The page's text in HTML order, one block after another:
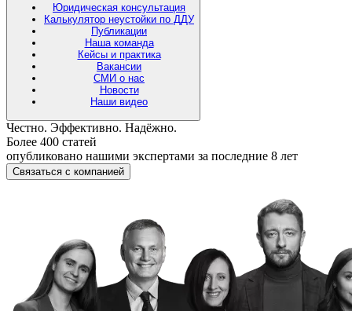
Юридическая консультация
Калькулятор неустойки по ДДУ
Публикации
Наша команда
Кейсы и практика
Вакансии
СМИ о нас
Новости
Наши видео
Честно. Эффективно. Надёжно.
Более 400 статей
опубликовано нашими экспертами за последние 8 лет
Связаться с компанией